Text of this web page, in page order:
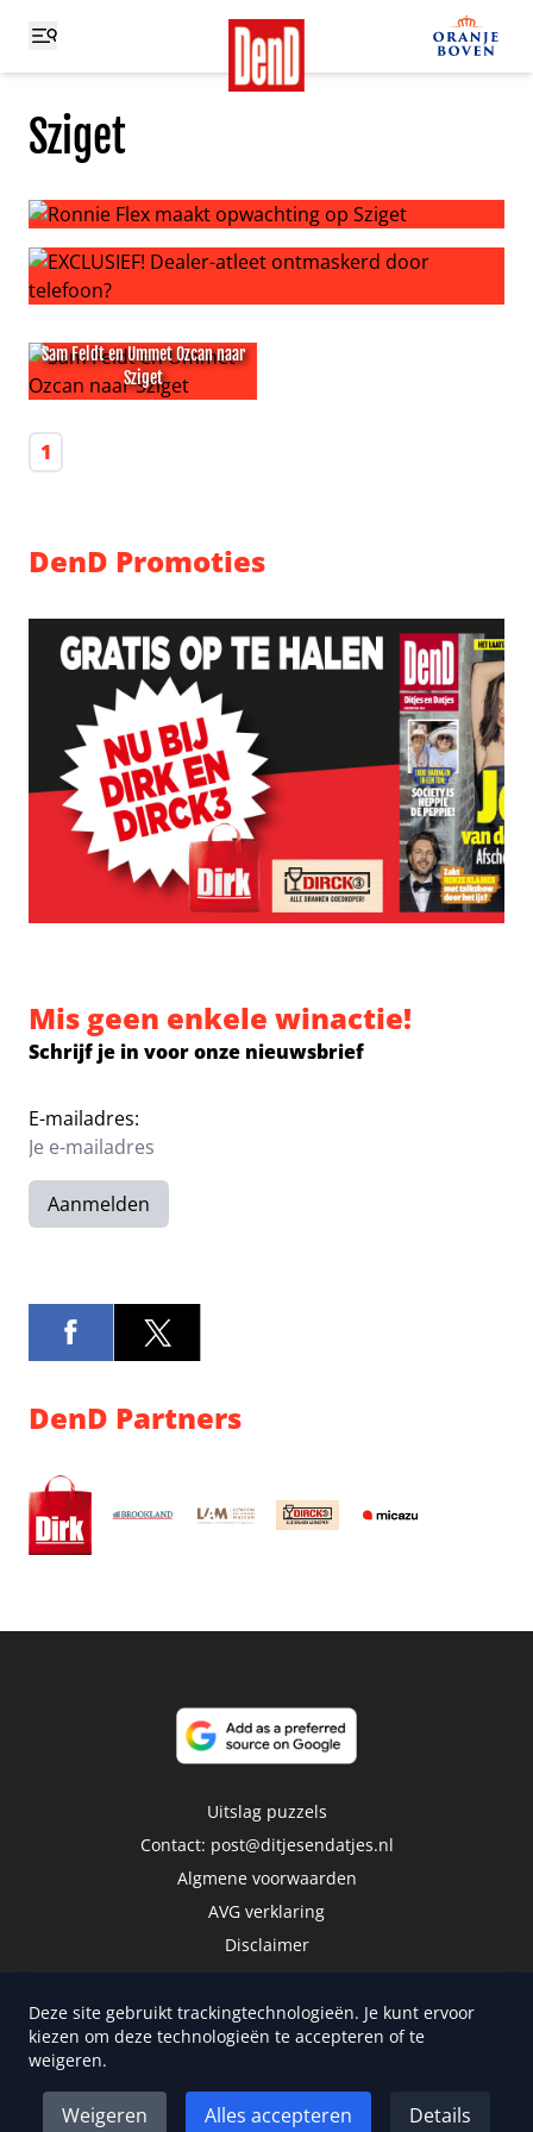
Sziget
Ronnie Flex maakt opwachting op Sziget
Sam Feldt en Ummet Ozcan naar
Sziget
1
DenD Promoties
Mis geen enkele winactie!
Schrijf je in voor onze nieuwsbrief
E-mailadres:
Aanmelden
DenD Partners
Uitslag puzzels
Contact: post@ditjesendatjes.nl
Algmene voorwaarden
AVG verklaring
Disclaimer
Deze site gebruikt trackingtechnologieën. Je kunt ervoor
kiezen om deze technologieën te accepteren of te
weigeren.
Weigeren Alles accepteren Details